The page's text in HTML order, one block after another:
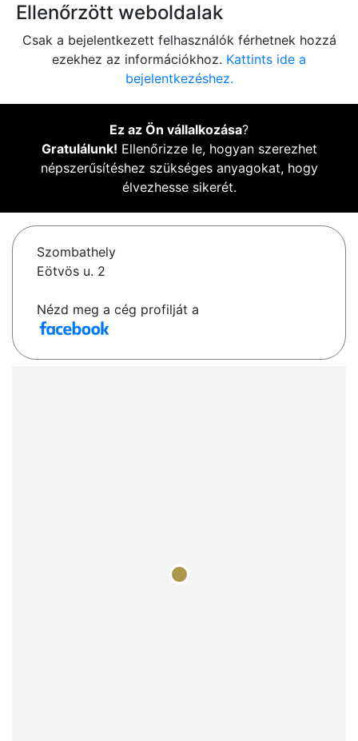
Ellenőrzött weboldalak
Csak a bejelentkezett felhasználók férhetnek hozzá
ezekhez az információkhoz. Kattints ide a
bejelentkezéshez.
Ez az Ön vállalkozása?
Gratulálunk! Ellenőrizze le, hogyan szerezhet
népszerűsítéshez szükséges anyagokat, hogy
élvezhesse sikerét.
Szombathely
Eötvös u. 2
Nézd meg a cég profilját a